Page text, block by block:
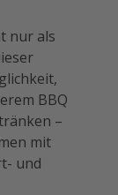
nur als
BBQ
–
mit
und